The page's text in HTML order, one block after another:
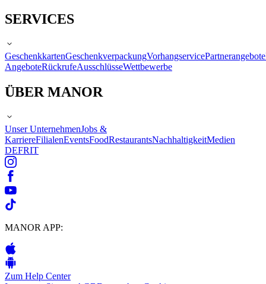
SERVICES
GeschenkkartenGeschenkverpackungVorhangservicePartnerangebote
AngeboteRückrufeAusschlüsseWettbewerbe
ÜBER MANOR
Unser UnternehmenJobs &
KarriereFilialenEventsFoodRestaurantsNachhaltigkeitMedien
DEFRIT
MANOR APP:
Zum Help Center